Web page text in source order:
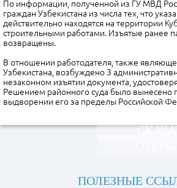
По информации, полученной из ГУ МВД
граждан Узбекистана из числа тех, что
действительно находятся на территории
строительными работами. Изъятые ранее
возвращены.
В отношении работодателя, также
Узбекистана, возбуждено 3
незаконном изъятии документа,
Решением районного суда было вынесено
выдворении его за пределы Российской
ПОЛЕЗНЫЕ